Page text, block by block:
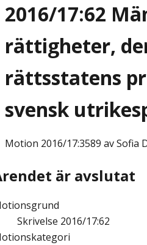
2016/17:62
rättigheter,
rättsstatens
svensk
Motion 2016/17:3589 av Sofia
är avslutat
Skrivelse 2016/17:62